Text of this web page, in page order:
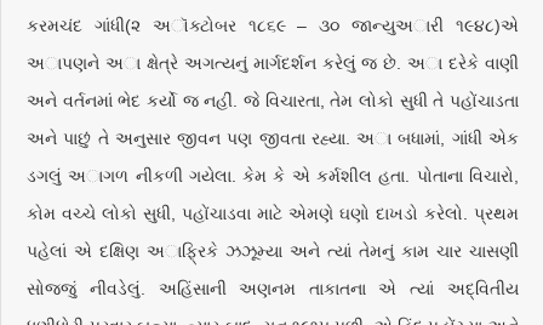
કરમચંદ ગાંધી(૨ અૉક્ટોબર ૧૮૬૯ – ૩૦ જાન્યુઅારી ૧૯૪૮)એ
અાપણને અા ક્ષેત્રે અગત્યનું માર્ગદર્શન કરેલું જ છે. અા દરેકે વાણી
અને વર્તનમાં ભેદ કર્યો જ નહીં. જે વિચારતા, તેમ લોકો સુધી તે પહોંચાડતા
અને પાછું તે અનુસાર જીવન પણ જીવતા રહ્યા. અા બધામાં, ગાંધી એક
ડગલું અાગળ નીકળી ગયેલા. કેમ કે એ કર્મશીલ હતા. પોતાના વિચારો,
કોમ વચ્ચે લોકો સુધી, પહોંચાડવા માટે એમણે ઘણો દાખડો કરેલો. પ્રથમ
પહેલાં એ દક્ષિણ અાફ્રિકે ઝઝૂમ્યા અને ત્યાં તેમનું કામ ચાર ચાસણી
સોજ્જું નીવડેલું. અહિંસાની અણનમ તાકાતના એ ત્યાં અદ્વિતીય